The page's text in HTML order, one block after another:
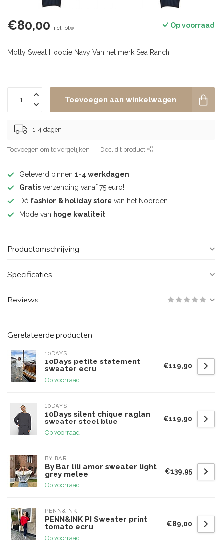
€80,00 Incl. btw Op voorraad
Molly Sweat Hoodie Navy Van het merk Sea Ranch
Toevoegen aan winkelwagen
1-4 dagen
Toevoegen om te vergelijken Deel dit product
Geleverd binnen 1-4 werkdagen
Gratis verzending vanaf 75 euro!
Dé fashion & holiday store van het Noorden!
Mode van hoge kwaliteit
Productomschrijving
Specificaties
Reviews
Gerelateerde producten
10DAYS
10Days petite statement
sweater ecru
Op voorraad
€119,90
10DAYS
10Days silent chique raglan
sweater steel blue
Op voorraad
€119,90
BY BAR
By Bar lili amor sweater light
grey melee
Op voorraad
€139,95
PENN&INK
PENN&INK PI Sweater print
tomato ecru
Op voorraad
€89,00